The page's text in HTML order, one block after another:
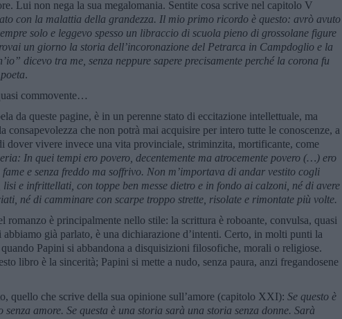
Lui non nega la sua megalomania. Sentite cosa scrive nel capitolo V
con la malattia della grandezza. Il mio primo ricordo è questo: avrò avuto
solo e leggevo spesso un libraccio di scuola pieno di grossolane figure
un giorno la storia dell’incoronazione del Petrarca in Campdoglio e la
dicevo tra me, senza neppure sapere precisamente perché la corona fu
.
commovente…
da queste pagine, è in un perenne stato di eccitazione intellettuale, ma
consapevolezza che non potrà mai acquisire per intero tutte le conoscenze, a
dover vivere invece una vita provinciale, striminzita, mortificante, come
In quei tempi ero povero, decentemente ma atrocemente povero (…) ero
fame e senza freddo ma soffrivo. Non m’importava di andar vestito cogli
e infrittellati, con toppe ben messe dietro e in fondo ai calzoni, né di avere
né di camminare con scarpe troppo strette, risolate e rimontate più volte.
romanzo è principalmente nello stile: la scrittura è roboante, convulsa, quasi
già parlato, è una dichiarazione d’intenti. Certo, in molti punti la
quando Papini si abbandona a disquisizioni filosofiche, morali o religiose.
libro è la sincerità; Papini si mette a nudo, senza paura, anzi fregandosene
quello che scrive della sua opinione sull’amore (capitolo XXI): Se questo è
amore. Se questa è una storia sarà una storia senza donne. Sarà